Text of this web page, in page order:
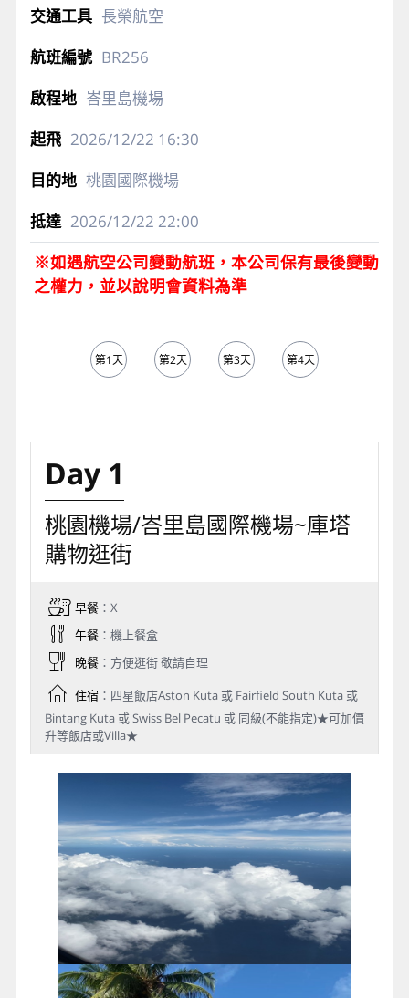
長榮航空
BR256
峇里島機場
2026/12/22 16:30
桃園國際機場
2026/12/22 22:00
※如遇航空公司變動航班，本公司保有最後變動
之權力，並以說明會資料為準
第1天 第2天 第3天 第4天
Day 1
桃園機場/峇里島國際機場~庫塔
購物逛街
早餐：X
午餐：機上餐盒
晚餐：方便逛街 敬請自理
住宿：四星飯店Aston Kuta 或 Fairfield South Kuta 或
Bintang Kuta 或 Swiss Bel Pecatu 或 同級(不能指定)★可加價
升等飯店或Villa★